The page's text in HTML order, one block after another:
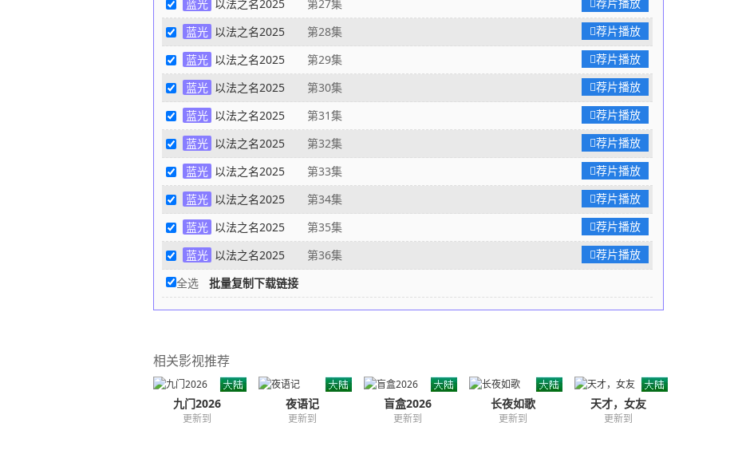
蓝光 以法之名2025 第27集
荐片播放
蓝光 以法之名2025 第28集
荐片播放
蓝光 以法之名2025 第29集
荐片播放
蓝光 以法之名2025 第30集
荐片播放
蓝光 以法之名2025 第31集
荐片播放
蓝光 以法之名2025 第32集
荐片播放
蓝光 以法之名2025 第33集
荐片播放
蓝光 以法之名2025 第34集
荐片播放
蓝光 以法之名2025 第35集
荐片播放
蓝光 以法之名2025 第36集
荐片播放
全选
批量复制下载链接
相关影视推荐
九门2026
更新到
夜语记
更新到
盲盒2026
更新到
长夜如歌
更新到
天才，女友
更新到